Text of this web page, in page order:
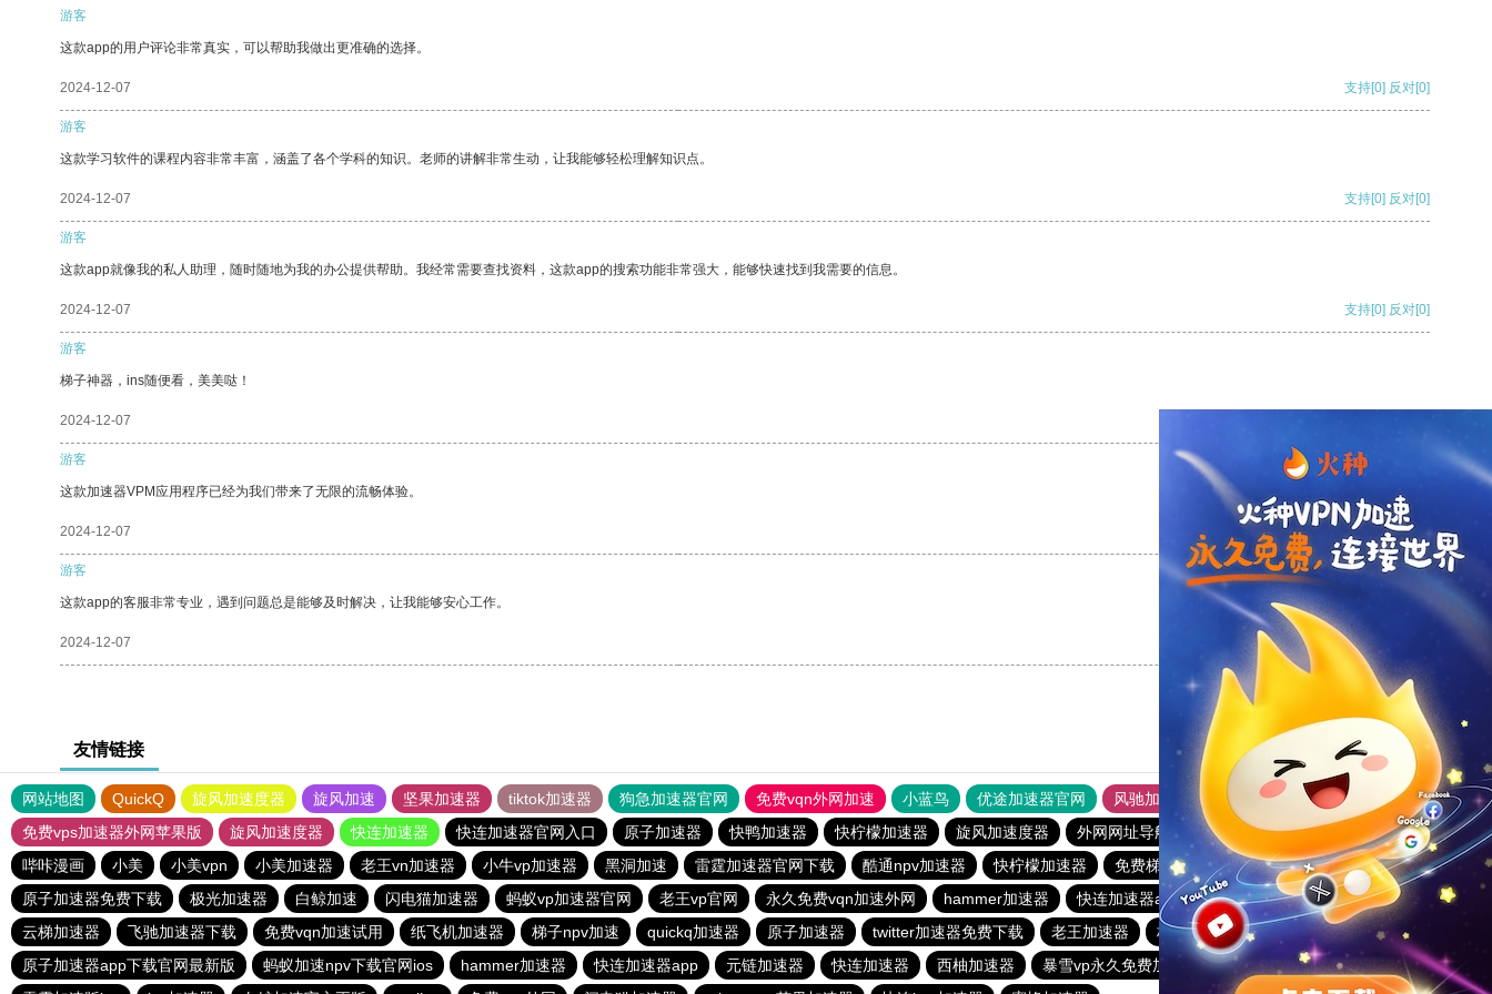
游客
这款app的用户评论非常真实，可以帮助我做出更准确的选择。
2024-12-07 支持[0] 反对[0]
游客
这款学习软件的课程内容非常丰富，涵盖了各个学科的知识。老师的讲解非常生动，让我能够轻松理解知识点。
2024-12-07 支持[0] 反对[0]
游客
这款app就像我的私人助理，随时随地为我的办公提供帮助。我经常需要查找资料，这款app的搜索功能非常强大，能够快速找到我需要的信息。
2024-12-07 支持[0] 反对[0]
游客
梯子神器，ins随便看，美美哒！
2024-12-07
游客
这款加速器VPM应用程序已经为我们带来了无限的流畅体验。
2024-12-07 支持 [0] 反对 [0]
游客
这款app的客服非常专业，遇到问题总是能够及时解决，让我能够安心工作。
2024-12-07 支持
友情链接
网站地图 QuickQ 旋风加速度器 旋风加速 坚果加速器 tiktok加速器 狗急加速器官网 免费vqn外网加速 小蓝鸟 优途加速器官网 风驰加速器
旋风加速器
免费vps加速器外网苹果版
旋风加速度器 快连加速器 快连加速器官网入口 原子加速器 快鸭加速器 快柠檬加速器 旋风加速度器 外网网址导航 软件中心 雷霆加速
狂飙加速器
哔咔漫画
小美 小美vpn 小美加速器 老王vn加速器 小牛vp加速器 黑洞加速 雷霆加速器官网下载 酷通npv加速器 快柠檬加速器 免费梯子加速器app七天
雷霆加器速
原子加速器免费下载
极光加速器 白鲸加速 闪电猫加速器 蚂蚁vp加速器官网 老王vp官网 永久免费vqn加速外网 hammer加速器 快连加速器app vp加速器官网
快鸭加速器
云梯加速器
飞驰加速器下载 免费vqn加速试用 纸飞机加速器 梯子npv加速 quickq加速器 原子加速器 twitter加速器免费下载 老王加速器
极光加速器
原子加速器app下载官网最新版
蚂蚁加速npv下载官网ios hammer加速器 快连加速器app 元链加速器 快连加速器 西柚加速器 暴雪vp永久免费加速器下载官网 ios加速器
快联加速器